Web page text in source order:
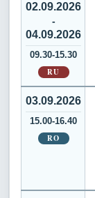
02.09.2026
-
04.09.2026
09.30-15.30
RU
03.09.2026
15.00-16.40
RO